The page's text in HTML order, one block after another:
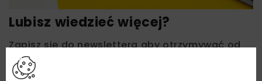
Lubisz wiedzieć więcej?
Zapisz się do newslettera aby otrzymywać od
nas najlepsze informacje branżowe,
zaproszenia na wydarzenia, atrakcyjne oferty i